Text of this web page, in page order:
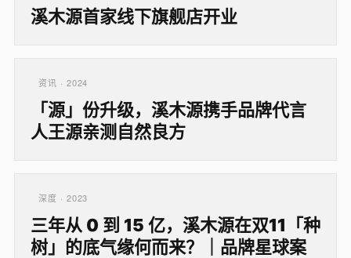
溪木源首家线下旗舰店开业
资讯 · 2024
「源」份升级，溪木源携手品牌代言
人王源亲测自然良方
深度 · 2023
三年从 0 到 15 亿，溪木源在双11「种
树」的底气缘何而来？｜品牌星球案